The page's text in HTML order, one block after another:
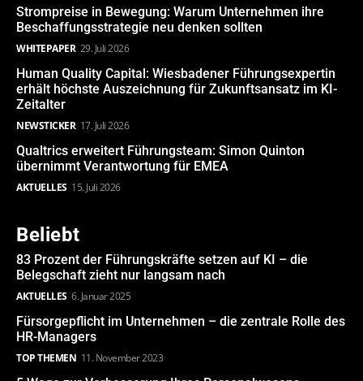
Strompreise in Bewegung: Warum Unternehmen ihre
Beschaffungsstrategie neu denken sollten
WHITEPAPER 29. Juli 2026
Human Quality Capital: Wiesbadener Führungsexpertin
erhält höchste Auszeichnung für Zukunftsansatz im KI-
Zeitalter
NEWSTICKER 17. Juli 2026
Qualtrics erweitert Führungsteam: Simon Quinton
übernimmt Verantwortung für EMEA
AKTUELLES 15. Juli 2026
Beliebt
83 Prozent der Führungskräfte setzen auf KI – die
Belegschaft zieht nur langsam nach
AKTUELLES 6. Januar 2025
Fürsorgepflicht im Unternehmen – die zentrale Rolle des
HR-Managers
TOP THEMEN 11. November 2023